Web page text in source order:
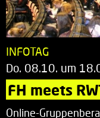
INFOTAG
Do. 08.10. um
FH meets
Online-